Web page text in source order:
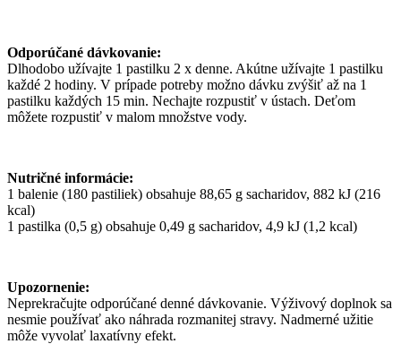
Odporúčané dávkovanie:
Dlhodobo užívajte 1 pastilku 2 x denne. Akútne užívajte 1 pastilku
každé 2 hodiny. V prípade potreby možno dávku zvýšiť až na 1
pastilku každých 15 min. Nechajte rozpustiť v ústach. Deťom
môžete rozpustiť v malom množstve vody.
Nutričné informácie:
1 balenie (180 pastiliek) obsahuje 88,65 g sacharidov, 882 kJ (216
kcal)
1 pastilka (0,5 g) obsahuje 0,49 g sacharidov, 4,9 kJ (1,2 kcal)
Upozornenie:
Neprekračujte odporúčané denné dávkovanie. Výživový doplnok sa
nesmie používať ako náhrada rozmanitej stravy. Nadmerné užitie
môže vyvolať laxatívny efekt.